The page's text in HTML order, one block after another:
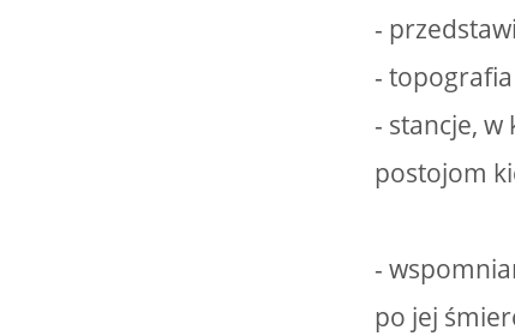
-
-
- stancje,
postojom
-
po jej